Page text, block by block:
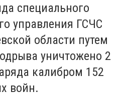
специального
управления ГСЧС
области путем
уничтожено 2
калибром 152
войн.